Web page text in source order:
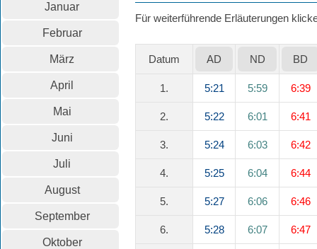
Januar
Februar
März
April
Mai
Juni
Juli
August
September
Oktober
Für weiterführende Erläuterungen
Datum AD ND BD
1. 5:21 5:59 6:39
2. 5:22 6:01 6:41
3. 5:24 6:03 6:42
4. 5:25 6:04 6:44
5. 5:27 6:06 6:46
6. 5:28 6:07 6:47